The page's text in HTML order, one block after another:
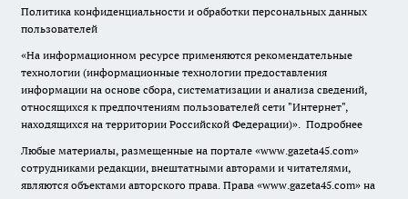
Политика конфиденциальности и обработки персональных данных
пользователей
«На информационном ресурсе применяются рекомендательные
технологии (информационные технологии предоставления
информации на основе сбора, систематизации и анализа сведений,
относящихся к предпочтениям пользователей сети "Интернет",
находящихся на территории Российской Федерации)». Подробнее
Любые материалы, размещенные на портале «www.gazeta45.com»
сотрудниками редакции, внештатными авторами и читателями,
являются объектами авторского права. Права «www.gazeta45.com» на